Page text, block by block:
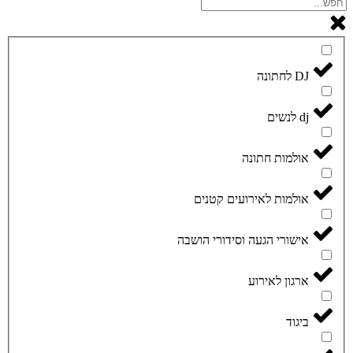
DJ לחתונה
dj לנשים
אולמות חתונה
אולמות לאירועים קטנים
אישורי הגעה וסידורי הושבה
ארגון לאירוע
ביגוד